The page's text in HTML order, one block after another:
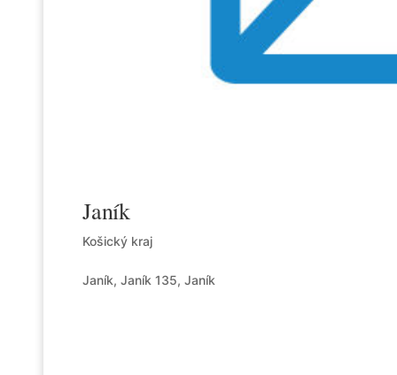
Janík
Košický kraj
Janík, Janík 135, Janík